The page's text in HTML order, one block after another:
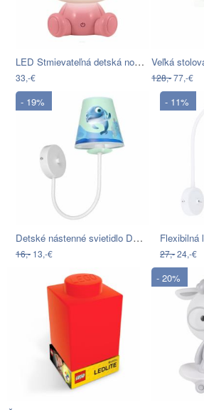
LED Stmievateľná detská nočná lampička…
33,-€ 128,-77,-€
- 19%
Detské nástenné svietidlo DOLPHIN…
16,- 13,-€
- 11%
27,-24,-€
- 20%